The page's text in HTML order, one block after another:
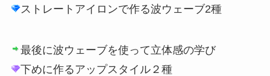
ストレートアイロンで作る波ウェーブ2種
最後に波ウェーブを使って立体感の学び
下めに作るアップスタイル２種